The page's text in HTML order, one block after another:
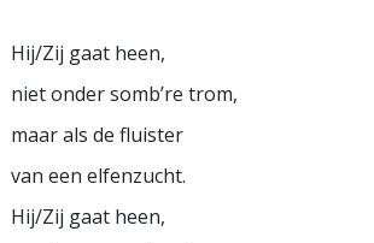
Hij/Zij gaat heen,
niet onder somb’re trom,
maar als de fluister
van een elfenzucht.
Hij/Zij gaat heen,